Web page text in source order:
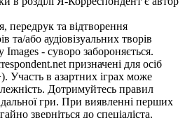
передрук та відтворення
та/або аудіовізуальних творів
- суворо забороняється.
призначені для осіб
Участь в азартних іграх може
Дотримуйтесь правил
гри. При виявленні перших
зверніться до спеціаліста.